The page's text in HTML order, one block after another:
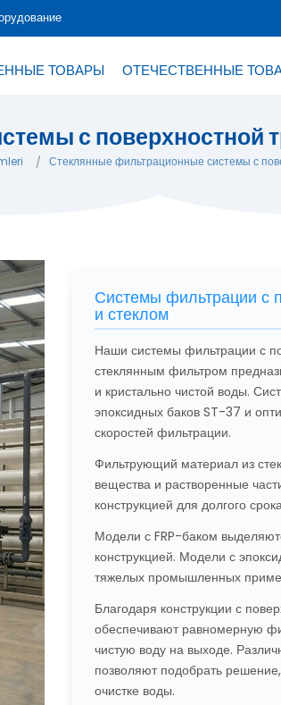
ТОВАРЫ ОТЕЧЕСТВЕННЫЕ
с поверхностной
Стеклянные фильтрационные системы с
Системы фильтрации с
и стеклом
Наши системы фильтрации с
стеклянным фильтром
и кристально чистой воды.
эпоксидных баков ST-37 и
скоростей фильтрации.
Фильтрующий материал из
вещества и растворенные
конструкцией для долгого
Модели с FRP-баком
конструкцией. Модели с
тяжелых промышленных
Благодаря конструкции с
обеспечивают равномерную
чистую воду на выходе.
позволяют подобрать
очистке воды.